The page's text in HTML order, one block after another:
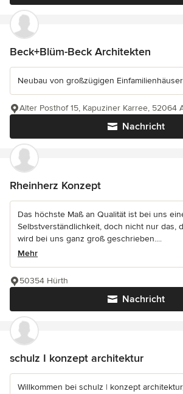
Beck+Blüm-Beck Architekten
Neubau von großzügigen
Nachricht
Alter Posthof 15, Kapuziner Karree, 52064
Rheinherz Konzept
Das höchste Maß an Qualität ist bei uns
Selbstverständlichkeit, doch nicht nur das,
wird bei uns ganz groß geschrieben....
Mehr
Nachricht
50354 Hürth
schulz I konzept architektur
Willkommen bei schulz | konzept